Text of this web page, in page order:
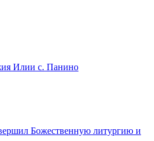
Илии с. Панино
Божественную литургию и